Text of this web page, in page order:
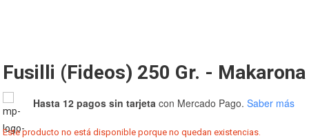
Fusilli (Fideos) 250 Gr. - Makarona
Hasta 12 pagos sin tarjeta con Mercado Pago. Saber más
Este producto no está disponible porque no quedan existencias.